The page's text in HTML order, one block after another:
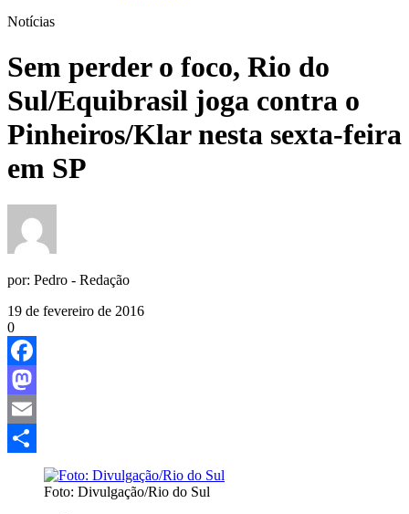
Notícias
Sem perder o foco, Rio do
Sul/Equibrasil joga contra o
Pinheiros/Klar nesta sexta-feira
por: Pedro - Redação
19 de fevereiro de 2016
0
Facebook
Mastodon
Email
Foto: Divulgação/Rio do Sul